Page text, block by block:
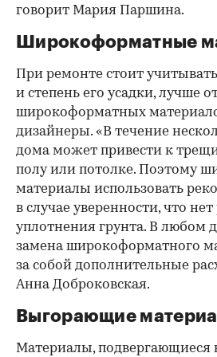
говорит Мария Паршина.
Широкоформатные
При ремонте стоит
и степень его усадки, лучше
широкоформатных
дизайнеры. «В течение
дома может привести к
полу или потолке. Поэтому
материалы использовать
в случае уверенности, что
уплотнения грунта. В любом
замена широкоформатного
за собой дополнительные
Анна Доброковская.
Выгорающие
Материалы, подвергающиеся